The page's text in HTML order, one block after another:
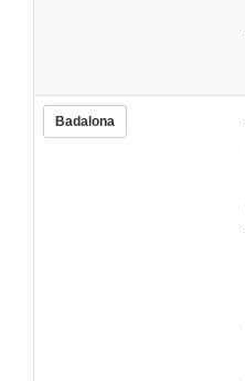
Badalona